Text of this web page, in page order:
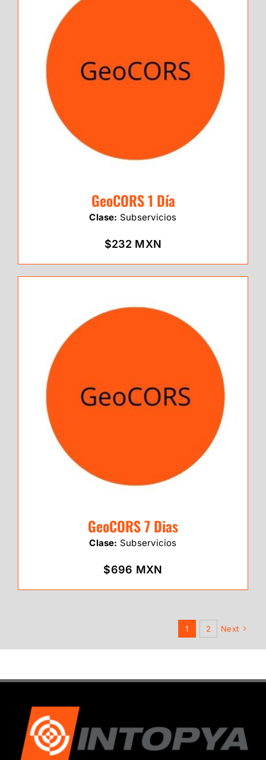
GeoCORS 1 Día
Clase: Subservicios
$232 MXN
GeoCORS 7 Dias
Clase: Subservicios
$696 MXN
1 2 Next